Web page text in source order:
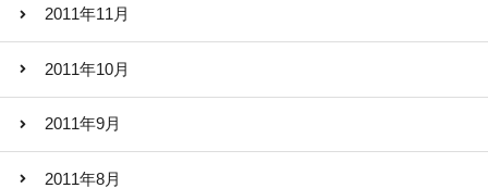
2011年11月
2011年10月
2011年9月
2011年8月